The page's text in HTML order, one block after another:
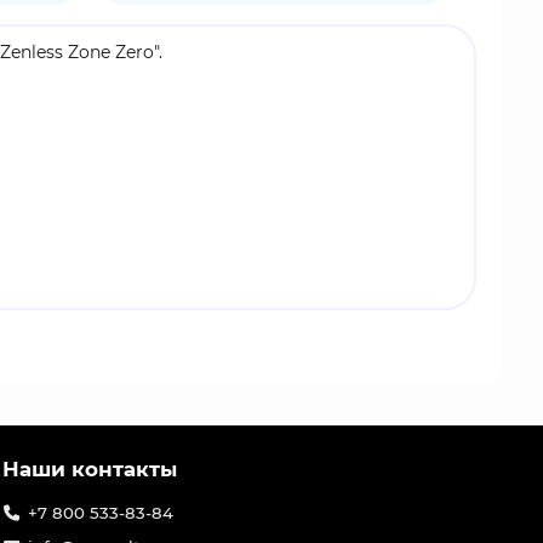
Zone Zero".
в виде мерцающего аппликатора для
Наши контакты
+7 800 533-83-84